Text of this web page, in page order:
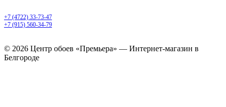
+7 (4722) 33-73-47
+7 (915) 560-34-79
© 2026 Центр обоев «Премьера» — Интернет-магазин в
Белгороде